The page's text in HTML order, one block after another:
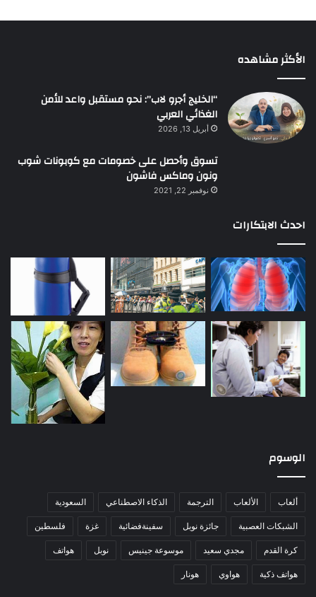
الأكثر مشاهده
“الخليج أجرو لاب”: نحو مستقبل واعد للأمن
الغذائي العربي
أبريل 13, 2026
تسوق وأحصل على خصومات مع كوبونات شوب
ونون وماكس فاشون
نوفمبر 22, 2021
احدث الابتكارات
الوسوم
ألعاب الألعاب الترجمة الذكاء الاصطناعي السعودية
الشبكات العصبية جائزة نوبل سفينةفضائية غزة فلسطين
كرة القدم مجدي سعيد موسوعة جينيس نوبل هواتف
هواتف ذكية هواوي هونار